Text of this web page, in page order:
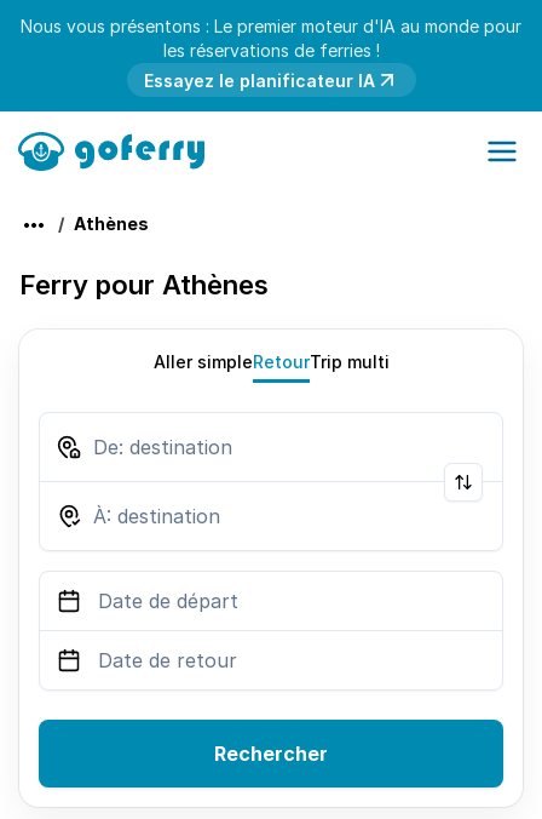
Nous vous présentons : Le premier moteur d'IA au monde pour
les réservations de ferries !
Essayez le planificateur IA
Athènes
Ferry pour Athènes
Aller simpleRetourTrip multi
Rechercher